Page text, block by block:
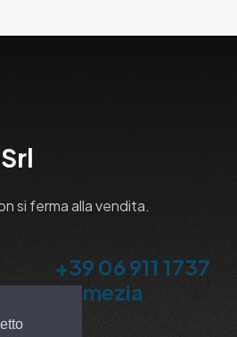
si ferma alla vendita.
+39 06 911 1737
Pomezia